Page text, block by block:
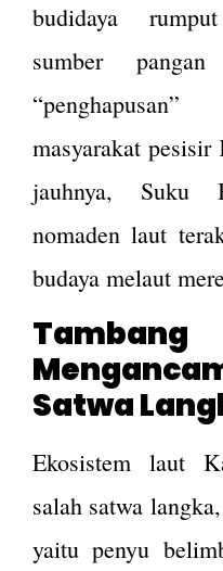
budidaya
sumber
masyarakat
jauhnya, Suku
nomaden laut
budaya melaut
Satwa
Ekosistem laut
salah satwa
yaitu penyu